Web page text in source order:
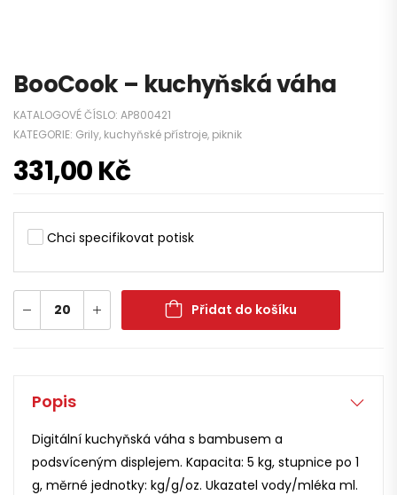
BooCook – kuchyňská váha
KATALOGOVÉ ČÍSLO: AP800421
KATEGORIE: Grily, kuchyňské přístroje, piknik
331,00Kč
Chci specifikovat potisk
Přidat do košíku
Popis
Digitální kuchyňská váha s bambusem a
podsvíceným displejem. Kapacita: 5 kg, stupnice po 1
g, měrné jednotky: kg/g/oz. Ukazatel vody/mléka ml.